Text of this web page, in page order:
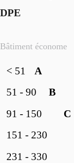
DPE
Bâtiment économe
A
< 51
B
51 - 90
C
91 - 150
151 - 230
231 - 330